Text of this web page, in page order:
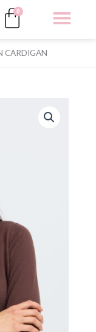
0
Kurv
CARDIGAN